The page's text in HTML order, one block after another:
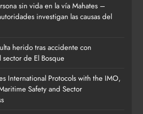
sin vida en la vía Mahates –
investigan las causas del
herido tras accidente con
de El Bosque
International Protocols with the IMO,
Safety and Sector